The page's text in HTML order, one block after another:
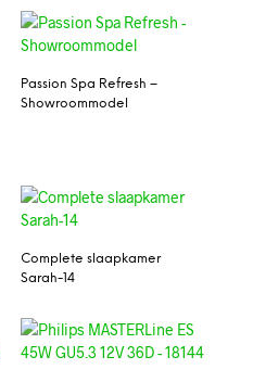
Passion Spa Refresh –
Showroommodel
Complete slaapkamer
Sarah-14